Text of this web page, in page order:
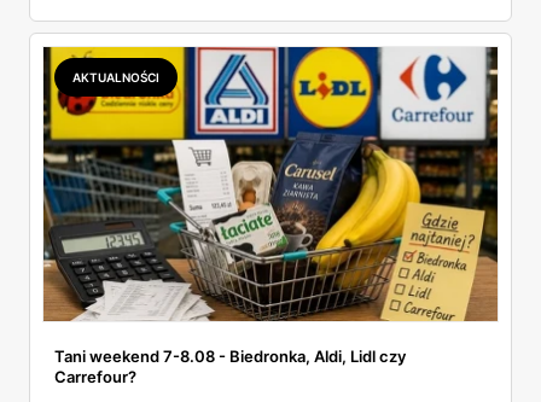
zawsze wygrywa — ta sama kawa ziarnista kosztuje w
Makro ponad dwa razy więcej niż w weekendowej
promocji dyskontu.
AKTUALNOŚCI
Tani weekend 7-8.08 - Biedronka, Aldi, Lidl czy
Carrefour?